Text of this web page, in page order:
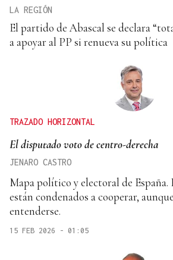
LA REGIÓN
El partido de Abascal se declara
a apoyar al PP si renueva su política
TRAZADO HORIZONTAL
El disputado voto de centro-derecha
JENARO CASTRO
Mapa político y electoral de España.
están condenados a cooperar,
entenderse.
15 FEB 2026 - 01:05